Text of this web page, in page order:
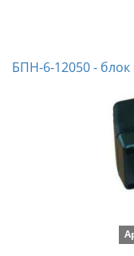
БПН-6-12050 -